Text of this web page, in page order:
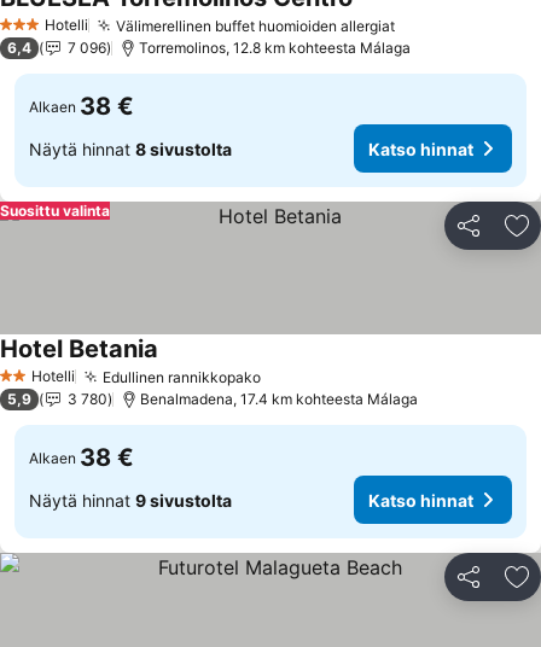
3 Tähtiluokitus
Hotelli Välimerellinen buffet huomioiden allergiatKatso hinnat
6,4 7 096 Torremolinos, 12.8 km kohteesta Málaga
Alkaen 38 €
Näytä hinnat 8 sivustolta Katso hinnat
Jaa
Suosittu valinta
2 Tähtiluokitus
Hotelli Edullinen rannikkopakoKatso hinnat
Hotel Betania
5,9 3 780 Benalmadena, 17.4 km kohteesta Málaga
Alkaen 38 €
Näytä hinnat 9 sivustolta Katso hinnat
Jaa